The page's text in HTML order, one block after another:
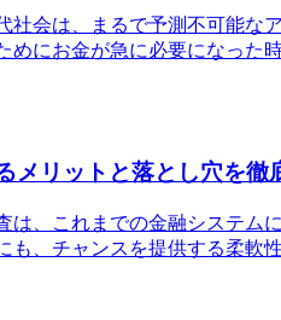
社会は、まるで予測不可能な
めにお金が急に必要になった
メリットと落とし穴を徹
は、これまでの金融システム
も、チャンスを提供する柔軟